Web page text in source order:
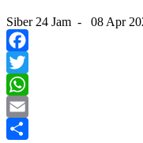
Siber 24 Jam - 08 Apr
Facebook
Twitter
WhatsApp
Email